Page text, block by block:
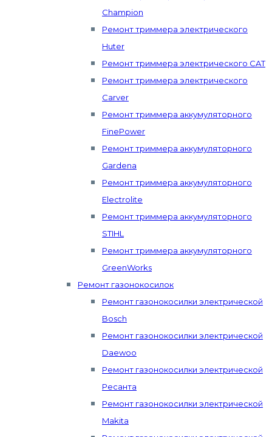
Champion
Ремонт триммера электрического
Huter
Ремонт триммера электрического CAT
Ремонт триммера электрического
Carver
Ремонт триммера аккумуляторного
FinePower
Ремонт триммера аккумуляторного
Gardena
Ремонт триммера аккумуляторного
Electrolite
Ремонт триммера аккумуляторного
STIHL
Ремонт триммера аккумуляторного
GreenWorks
Ремонт газонокосилок
Ремонт газонокосилки электрической
Bosch
Ремонт газонокосилки электрической
Daewoo
Ремонт газонокосилки электрической
Ресанта
Ремонт газонокосилки электрической
Makita